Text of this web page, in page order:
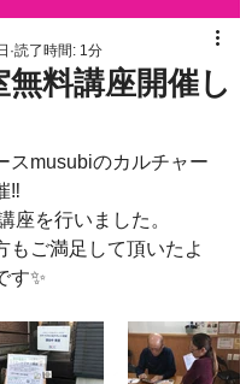
料講座開催し
読了時間: 1分
スmusubiのカルチャー
‼
座を行いました。
もご満足して頂いたよ
す✨